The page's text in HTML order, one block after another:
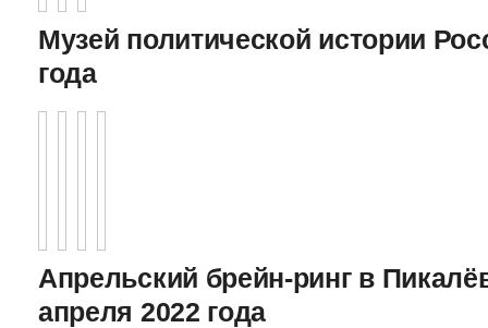
Музей политической истории
года
Апрельский брейн-ринг в
апреля 2022 года